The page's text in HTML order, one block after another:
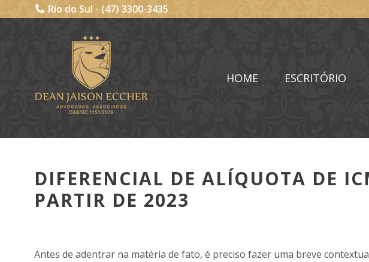
Rio do Sul - (47) 3300-3435
HOME ESCRITÓRIO
DIFERENCIAL DE ALÍQUOTA DE
PARTIR DE 2023
Antes de adentrar na matéria de fato, é preciso fazer uma breve